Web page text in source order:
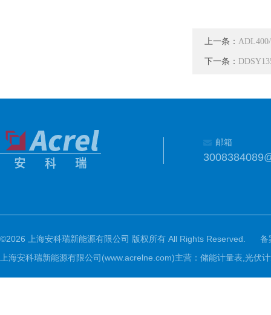
上一条：
下一条：
邮箱
©2026 上海安科瑞新能源有限公司 版权所有 All Rights Reserved.
备
上海安科瑞新能源有限公司(www.acrelne.com)主营：储能计量表,光伏